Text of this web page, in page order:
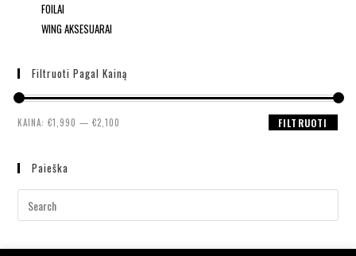
FOILAI
WING AKSESUARAI
Filtruoti Pagal Kainą
FILTRUOTI
KAINA:€1,990 —€2,100
Paieška